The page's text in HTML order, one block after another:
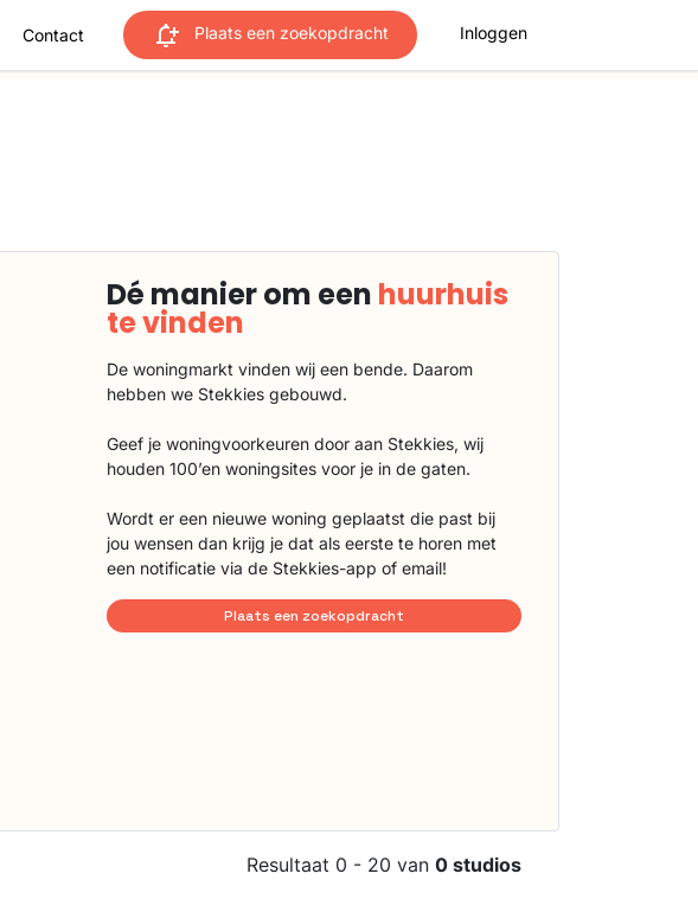
Contact Plaats een zoekopdracht Inloggen
Dé manier om een huurhuis
te vinden
De woningmarkt vinden wij een bende. Daarom
hebben we Stekkies gebouwd.
Geef je woningvoorkeuren door aan Stekkies, wij
houden 100’en woningsites voor je in de gaten.
Wordt er een nieuwe woning geplaatst die past bij
jou wensen dan krijg je dat als eerste te horen met
een notificatie via de Stekkies-app of email!
Plaats een zoekopdracht
Resultaat 0 - 20 van 0 studios